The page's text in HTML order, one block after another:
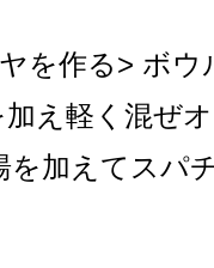
を作る> ボウ
え軽く混ぜ
を加えてスパ